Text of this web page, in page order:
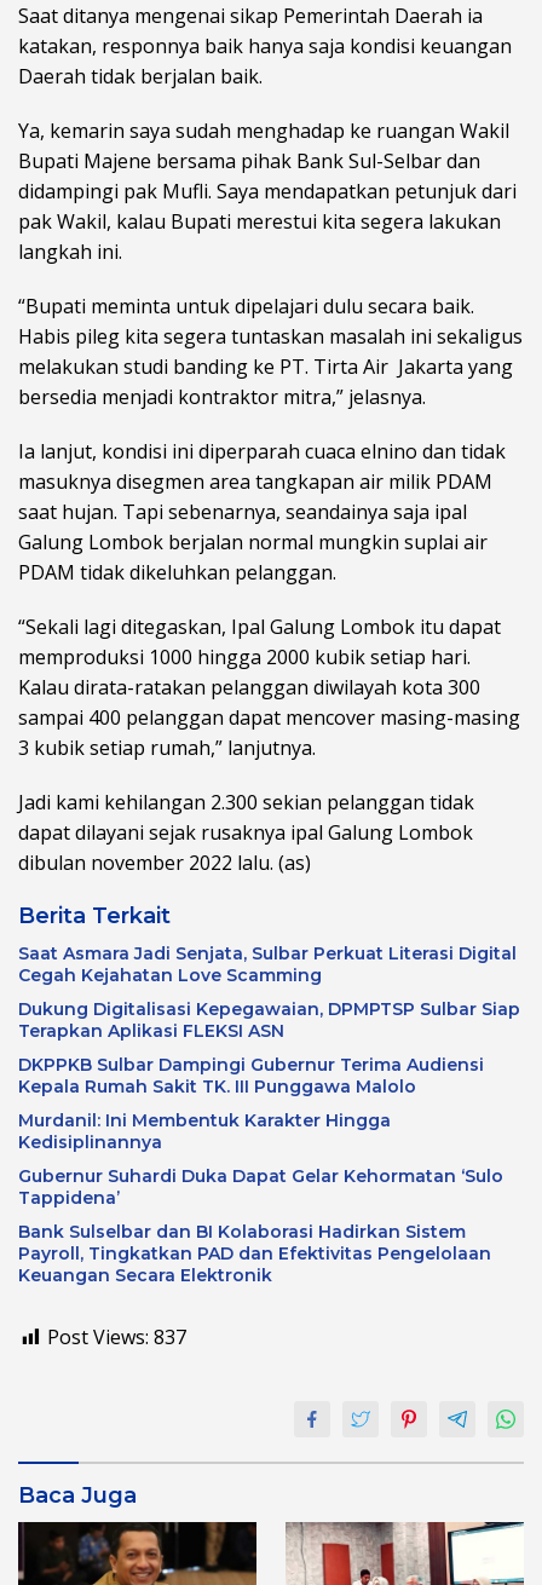
Saat ditanya mengenai sikap Pemerintah Daerah ia
katakan, responnya baik hanya saja kondisi keuangan
Daerah tidak berjalan baik.
Ya, kemarin saya sudah menghadap ke ruangan Wakil
Bupati Majene bersama pihak Bank Sul-Selbar dan
didampingi pak Mufli. Saya mendapatkan petunjuk dari
pak Wakil, kalau Bupati merestui kita segera lakukan
langkah ini.
“Bupati meminta untuk dipelajari dulu secara baik.
Habis pileg kita segera tuntaskan masalah ini sekaligus
melakukan studi banding ke PT. Tirta Air Jakarta yang
bersedia menjadi kontraktor mitra,” jelasnya.
Ia lanjut, kondisi ini diperparah cuaca elnino dan tidak
masuknya disegmen area tangkapan air milik PDAM
saat hujan. Tapi sebenarnya, seandainya saja ipal
Galung Lombok berjalan normal mungkin suplai air
PDAM tidak dikeluhkan pelanggan.
“Sekali lagi ditegaskan, Ipal Galung Lombok itu dapat
memproduksi 1000 hingga 2000 kubik setiap hari.
Kalau dirata-ratakan pelanggan diwilayah kota 300
sampai 400 pelanggan dapat mencover masing-masing
3 kubik setiap rumah,” lanjutnya.
Jadi kami kehilangan 2.300 sekian pelanggan tidak
dapat dilayani sejak rusaknya ipal Galung Lombok
dibulan november 2022 lalu. (as)
Berita Terkait
Saat Asmara Jadi Senjata, Sulbar Perkuat Literasi Digital
Cegah Kejahatan Love Scamming
Dukung Digitalisasi Kepegawaian, DPMPTSP Sulbar Siap
Terapkan Aplikasi FLEKSI ASN
DKPPKB Sulbar Dampingi Gubernur Terima Audiensi
Kepala Rumah Sakit TK. III Punggawa Malolo
Murdanil: Ini Membentuk Karakter Hingga
Kedisiplinannya
Gubernur Suhardi Duka Dapat Gelar Kehormatan ‘Sulo
Tappidena’
Bank Sulselbar dan BI Kolaborasi Hadirkan Sistem
Payroll, Tingkatkan PAD dan Efektivitas Pengelolaan
Keuangan Secara Elektronik
Post Views: 837
Baca Juga